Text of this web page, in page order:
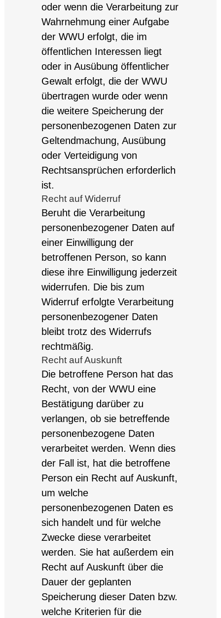
oder wenn die Verarbeitung zur
Wahrnehmung einer Aufgabe
der WWU erfolgt, die im
öffentlichen Interessen liegt
oder in Ausübung öffentlicher
Gewalt erfolgt, die der WWU
übertragen wurde oder wenn
die weitere Speicherung der
personenbezogenen Daten zur
Geltendmachung, Ausübung
oder Verteidigung von
Rechtsansprüchen erforderlich
ist.
Recht auf Widerruf
Beruht die Verarbeitung
personenbezogener Daten auf
einer Einwilligung der
betroffenen Person, so kann
diese ihre Einwilligung jederzeit
widerrufen. Die bis zum
Widerruf erfolgte Verarbeitung
personenbezogener Daten
bleibt trotz des Widerrufs
rechtmäßig.
Recht auf Auskunft
Die betroffene Person hat das
Recht, von der WWU eine
Bestätigung darüber zu
verlangen, ob sie betreffende
personenbezogene Daten
verarbeitet werden. Wenn dies
der Fall ist, hat die betroffene
Person ein Recht auf Auskunft,
um welche
personenbezogenen Daten es
sich handelt und für welche
Zwecke diese verarbeitet
werden. Sie hat außerdem ein
Recht auf Auskunft über die
Dauer der geplanten
Speicherung dieser Daten bzw.
welche Kriterien für die